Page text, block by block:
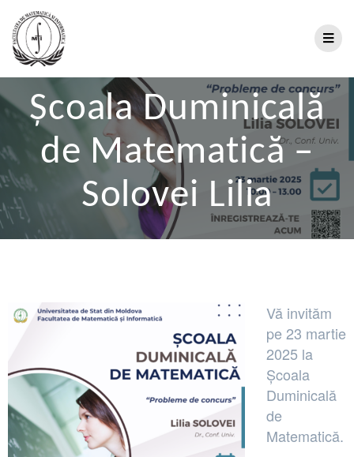
Școala Duminicală
de Matematică –
Solovei Lilia
Vă invităm
pe 23 martie
2025 la
Școala
Duminicală
de
Matematică.